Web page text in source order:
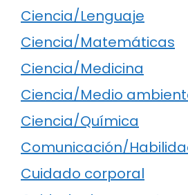
Ciencia/Lenguaje
Ciencia/Matemáticas
Ciencia/Medicina
Ciencia/Medio
Ciencia/Química
Comunicación/
Cuidado corporal